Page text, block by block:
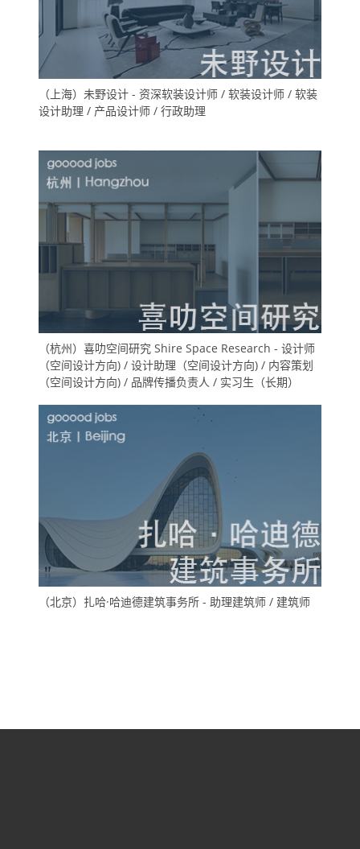
（上海）未野设计 - 资深软装设计师 / 软装设计师 / 软装
设计助理 / 产品设计师 / 行政助理
（杭州）喜叻空间研究 Shire Space Research - 设计师
（空间设计方向) / 设计助理（空间设计方向) / 内容策划
（空间设计方向) / 品牌传播负责人 / 实习生（长期）
（北京）扎哈·哈迪德建筑事务所 - 助理建筑师 / 建筑师